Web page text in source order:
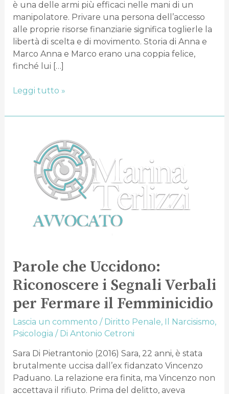
è una delle armi più efficaci nelle mani di un
manipolatore. Privare una persona dell’accesso
alle proprie risorse finanziarie significa toglierle la
libertà di scelta e di movimento. Storia di Anna e
Marco Anna e Marco erano una coppia felice,
finché lui […]
Leggi tutto »
Parole che Uccidono:
Riconoscere i Segnali Verbali
per Fermare il Femminicidio
Lascia un commento / Diritto Penale, Il Narcisismo,
Psicologia / Di Antonio Cetroni
Sara Di Pietrantonio (2016) Sara, 22 anni, è stata
brutalmente uccisa dall’ex fidanzato Vincenzo
Paduano. La relazione era finita, ma Vincenzo non
accettava il rifiuto. Prima del delitto, aveva
Uccidono:
Riconoscere